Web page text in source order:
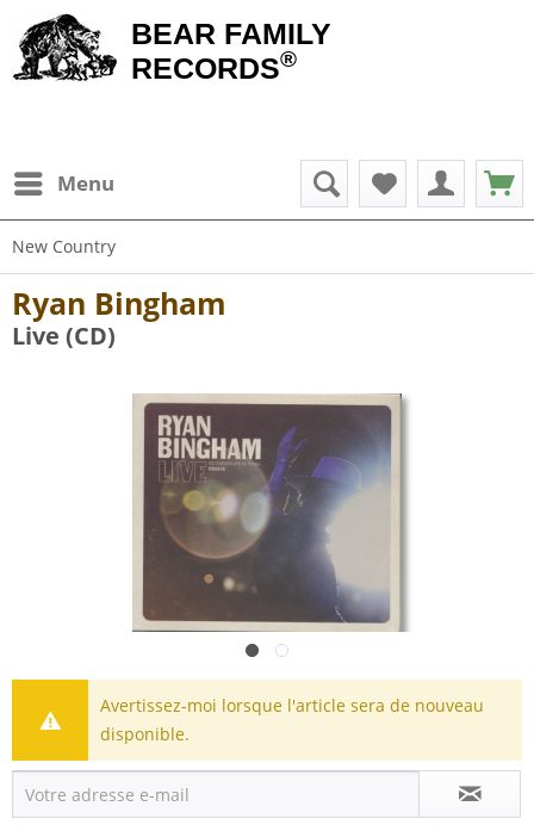
BEAR FAMILY
RECORDS®
Menu
New Country
Ryan Bingham
Live (CD)
Avertissez-moi lorsque l'article sera de nouveau
disponible.